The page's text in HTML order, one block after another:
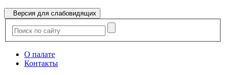
Версия для слабовидящих
О палате
Контакты